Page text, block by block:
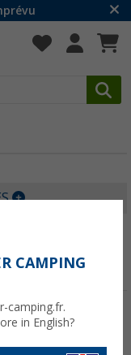
CAMPING
camping.fr.
in English?